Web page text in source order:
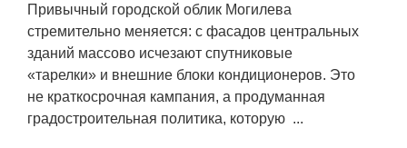
Привычный городской облик Могилева
стремительно меняется: с фасадов центральных
зданий массово исчезают спутниковые
«тарелки» и внешние блоки кондиционеров. Это
не краткосрочная кампания, а продуманная
градостроительная политика, которую ...